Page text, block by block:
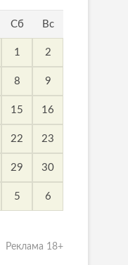
Сб Вс
1 2
8 9
15 16
22 23
29 30
5 6
Реклама 18+